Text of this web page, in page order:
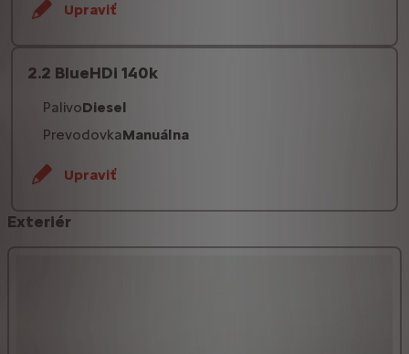
Upraviť
2.2 BlueHDi 140k
PalivoDiesel
PrevodovkaManuálna
Upraviť
Exteriér